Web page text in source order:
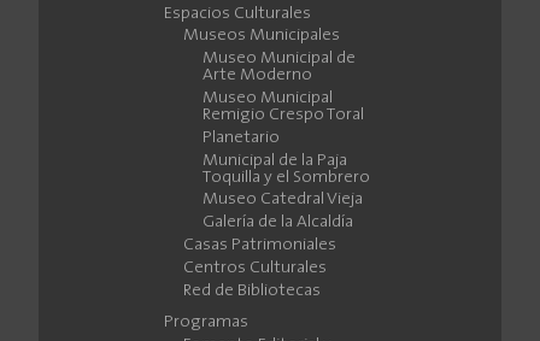
Espacios Culturales
Museos Municipales
Museo Municipal de
Arte Moderno
Museo Municipal
Remigio Crespo Toral
Planetario
Municipal de la Paja
Toquilla y el Sombrero
Museo Catedral Vieja
Galería de la Alcaldía
Casas Patrimoniales
Centros Culturales
Red de Bibliotecas
Programas